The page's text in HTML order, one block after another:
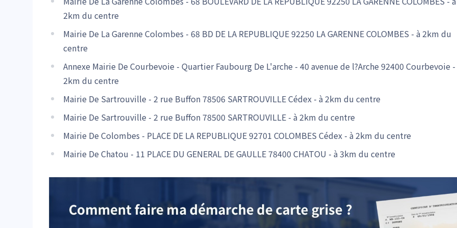
2km du centre
Mairie De La Garenne Colombes - 68 BD DE LA REPUBLIQUE 92250 LA GARENNE COLOMBES - à 2km du
centre
Annexe Mairie De Courbevoie - Quartier Faubourg De L'arche - 40 avenue de l?Arche 92400 Courbevoie -
2km du centre
Mairie De Sartrouville - 2 rue Buffon 78506 SARTROUVILLE Cédex - à 2km du centre
Mairie De Sartrouville - 2 rue Buffon 78500 SARTROUVILLE - à 2km du centre
Mairie De Colombes - PLACE DE LA REPUBLIQUE 92701 COLOMBES Cédex - à 2km du centre
Mairie De Chatou - 11 PLACE DU GENERAL DE GAULLE 78400 CHATOU - à 3km du centre